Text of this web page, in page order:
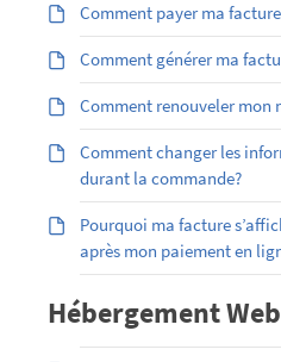
Comment payer ma
Comment générer ma
Comment renouveler mon
Comment changer les
durant la commande?
Pourquoi ma facture
après mon paiement en
Hébergement Web